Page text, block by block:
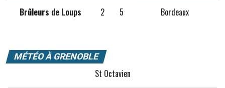
Brûleurs de Loups 2 5 Bordeaux
MÉTÉO À GRENOBLE
St Octavien